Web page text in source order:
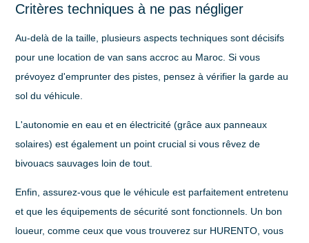
Critères techniques à ne pas négliger
Au-delà de la taille, plusieurs aspects techniques sont décisifs
pour une location de van sans accroc au Maroc. Si vous
prévoyez d'emprunter des pistes, pensez à vérifier lagarde au
sol du véhicule.
L'autonomie en eau et en électricité (grâce aux panneaux
solaires) est également un point crucial si vous rêvez de
bivouacs sauvages loin de tout.
Enfin, assurez-vous que le véhicule est parfaitement entretenu
et que les équipements de sécurité sont fonctionnels. Un bon
loueur, comme ceux que vous trouverez sur HURENTO, vous